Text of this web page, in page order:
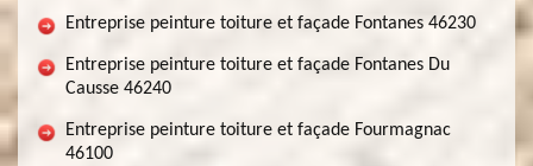
Entreprise peinture toiture et façade Fontanes 46230
Entreprise peinture toiture et façade Fontanes Du
Causse 46240
Entreprise peinture toiture et façade Fourmagnac
46100